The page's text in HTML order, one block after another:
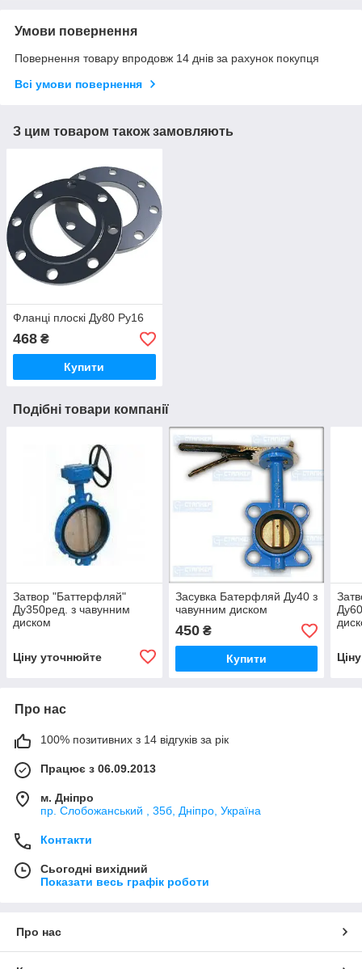
Умови повернення
Повернення товару впродовж 14 днів за рахунок покупця
Всі умови повернення
З цим товаром також замовляють
Фланці плоскі Ду80 Ру16
468 ₴
Купити
Подібні товари компанії
Затвор "Баттерфляй"
Ду350ред. з чавунним
диском
Ціну уточнюйте
Засувка Батерфляй Ду40 з
чавунним диском
450₴
Купити
Про нас
100% позитивних з 14 відгуків за рік
Працює з 06.09.2013
м. Дніпро
пр. Слобожанський , 35б, Дніпро, Україна
Контакти
Сьогодні вихідний
Показати весь графік роботи
Про нас